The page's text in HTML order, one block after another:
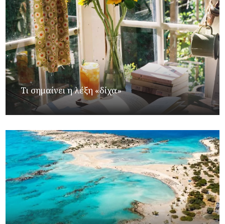
Τι σημαίνει η λέξη «δίχα»